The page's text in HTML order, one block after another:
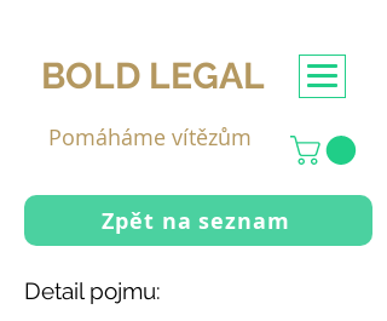
BOLD LEGAL
Pomáháme vítězům
Zpět na seznam
Detail pojmu: